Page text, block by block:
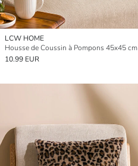
LCW HOME
Housse de Coussin à Pompons 45x45 cm
10.99 EUR